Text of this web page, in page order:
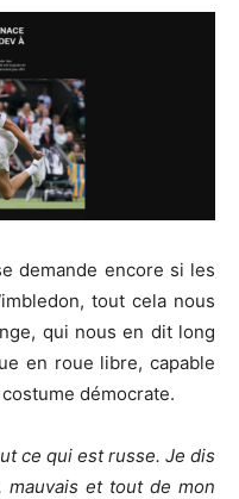
demande encore si les
tout cela nous
qui nous en dit long
en roue libre, capable
démocrate.
ce qui est russe. Je dis
et tout de mon